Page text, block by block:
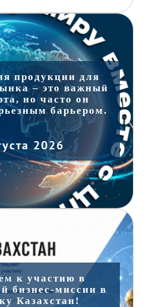
продукции для
– это важный
но часто он
барьером.
2026
к участию в
бизнес-миссии в
Казахстан!